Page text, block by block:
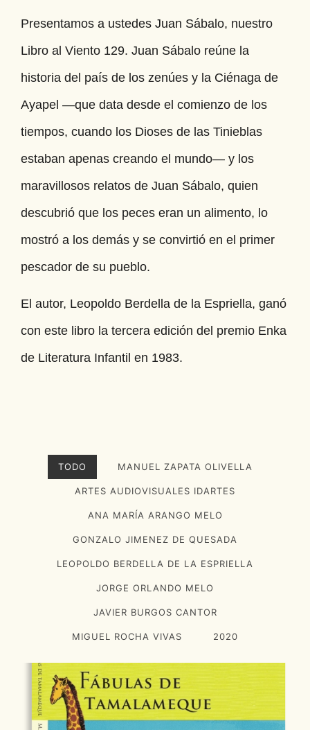
Presentamos a ustedes Juan Sábalo, nuestro
Libro al Viento 129. Juan Sábalo reúne la
historia del país de los zenúes y la Ciénaga de
Ayapel —que data desde el comienzo de los
tiempos, cuando los Dioses de las Tinieblas
estaban apenas creando el mundo— y los
maravillosos relatos de Juan Sábalo, quien
descubrió que los peces eran un alimento, lo
mostró a los demás y se convirtió en el primer
pescador de su pueblo.
El autor, Leopoldo Berdella de la Espriella, ganó
con este libro la tercera edición del premio Enka
de Literatura Infantil en 1983.
TODO MANUEL ZAPATA OLIVELLA
ARTES AUDIOVISUALES IDARTES
ANA MARÍA ARANGO MELO
GONZALO JIMENEZ DE QUESADA
LEOPOLDO BERDELLA DE LA ESPRIELLA
JORGE ORLANDO MELO
JAVIER BURGOS CANTOR
MIGUEL ROCHA VIVAS 2020